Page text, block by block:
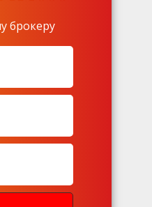
брокеру